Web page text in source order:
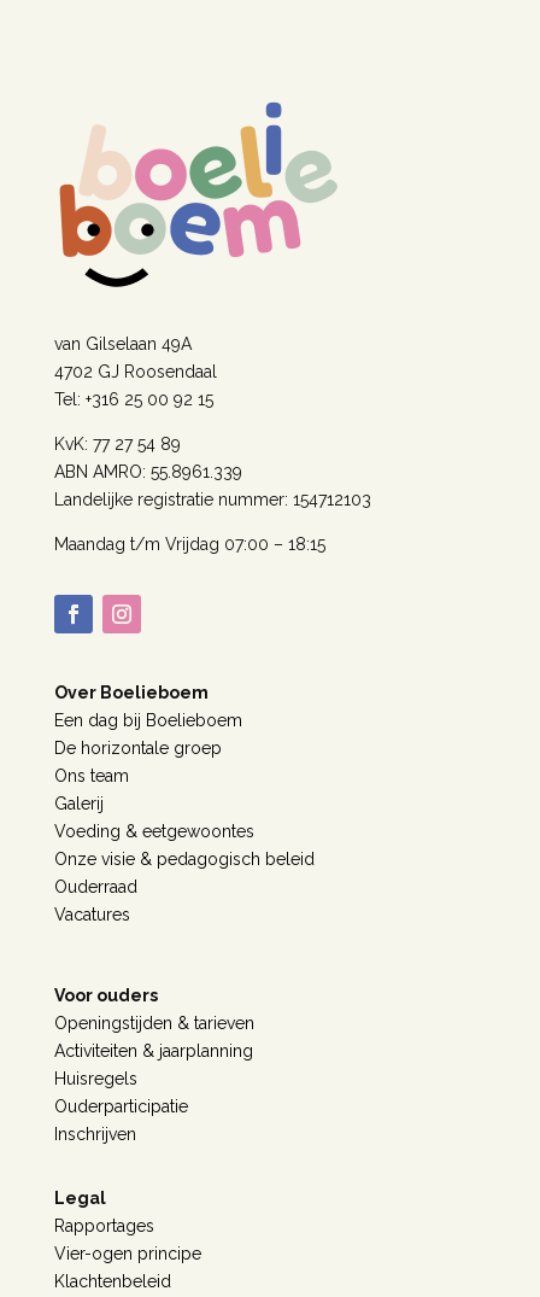
van Gilselaan 49A
4702 GJ Roosendaal
Tel: +316 25 00 92 15
KvK: 77 27 54 89
ABN AMRO: 55.8961.339
Landelijke registratie nummer: 154712103
Maandag t/m Vrijdag 07:00 – 18:15
Over Boelieboem
Een dag bij Boelieboem
De horizontale groep
Ons team
Galerij
Voeding & eetgewoontes
Onze visie & pedagogisch beleid
Ouderraad
Vacatures
Voor ouders
Openingstijden & tarieven
Activiteiten & jaarplanning
Huisregels
Ouderparticipatie
Inschrijven
Legal
Rapportages
Vier-ogen principe
Klachtenbeleid